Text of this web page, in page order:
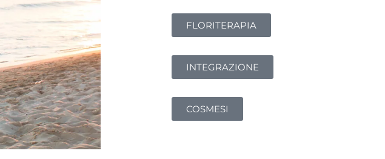
FLORITERAPIA
INTEGRAZIONE
COSMESI